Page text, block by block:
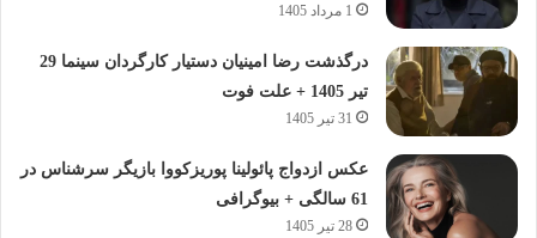
1 مرداد 1405
درگذشت رضا امینیان دستیار کارگردان سینما 29
تیر 1405 + علت فوت
31 تیر 1405
عکس ازدواج پائولینا پوریزکووا بازیگر سرشناس در
61 سالگی + بیوگرافی
28 تیر 1405